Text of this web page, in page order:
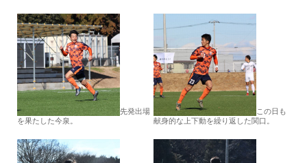
先発出場
を果たした今泉。
この日も
献身的な上下動を繰り返した関口。